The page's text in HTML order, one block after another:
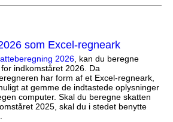
som Excel-regneark
2026, kan du beregne
indkomståret 2026. Da
har form af et Excel-regneark,
at gemme de indtastede oplysninger
computer. Skal du beregne skatten
2025, skal du i stedet benytte
.